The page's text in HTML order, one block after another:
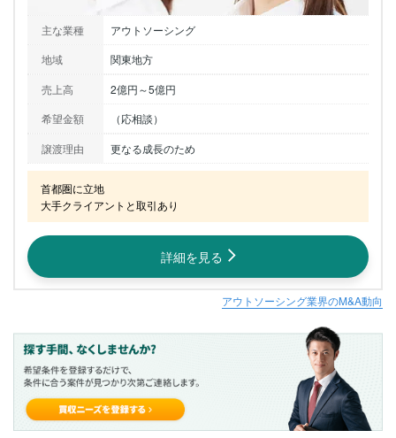
主な業種
アウトソーシング
地域
関東地方
売上高
2億円～5億円
希望金額
（応相談）
譲渡理由
更なる成長のため
首都圏に立地
大手クライアントと取引あり
詳細を見る
アウトソーシング業界のM&A動向